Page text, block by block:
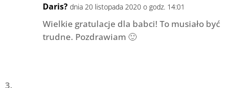
Daris? dnia 20 listopada 2020 o godz. 14:01
Wielkie gratulacje dla babci! To musiało być
trudne. Pozdrawiam 🙂